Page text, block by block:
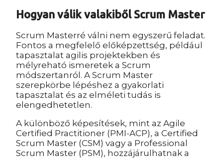
Hogyan válik valakiből Scrum Master
Scrum Masterré válni nem egyszerű feladat.
Fontos a megfelelő előképzettség, például
tapasztalat agilis projektekben és
mélyreható ismeretek a Scrum
módszertanról. A Scrum Master
szerepkörbe lépéshez a gyakorlati
tapasztalat és az elméleti tudás is
elengedhetetlen.
A különböző képesítések, mint az Agile
Certified Practitioner (PMI-ACP), a Certified
Scrum Master (CSM) vagy a Professional
Scrum Master (PSM), hozzájárulhatnak a